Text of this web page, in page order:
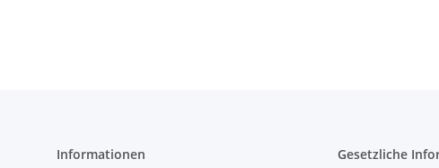
Informationen Gesetzliche